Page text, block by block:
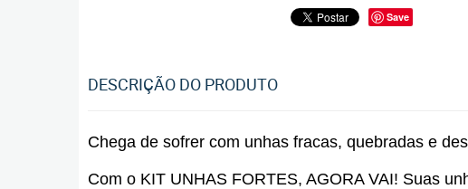
Save
DESCRIÇÃO DO PRODUTO
Chega de sofrer com unhas fracas, quebradas e
Com o KIT UNHAS FORTES, AGORA VAI! Suas